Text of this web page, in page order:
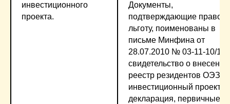
инвестиционного
проекта.
Документы,
подтверждающие право
льготу, поименованы в
письме Минфина от
28.07.2010 № 03-11-10/
свидетельство о
реестр резидентов ОЭЗ,
инвестиционный проект и
декларация, первичные